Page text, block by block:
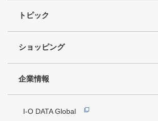
トピック
ショッピング
企業情報
I-O DATA Global